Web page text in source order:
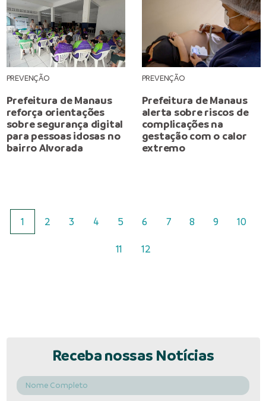
PREVENÇÃO
Prefeitura de Manaus
reforça orientações
sobre segurança digital
para pessoas idosas no
bairro Alvorada
PREVENÇÃO
Prefeitura de Manaus
alerta sobre riscos de
complicações na
gestação com o calor
extremo
1 2 3 4 5 6 7 8 9 10
11 12
Receba nossas Notícias